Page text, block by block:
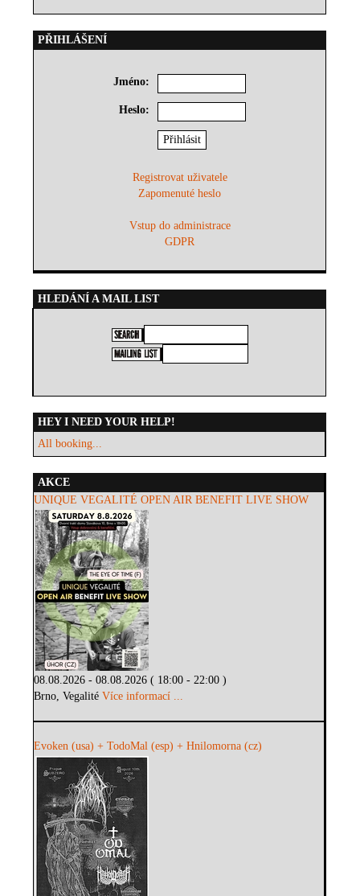
PŘIHLÁŠENÍ
Jméno:
Heslo:
Registrovat uživatele
Zapomenuté heslo
Vstup do administrace
GDPR
HLEDÁNÍ A MAIL LIST
HEY I NEED YOUR HELP!
All booking...
AKCE
UNIQUE VEGALITÉ OPEN AIR BENEFIT LIVE SHOW
08.08.2026 - 08.08.2026 ( 18:00 - 22:00 )
Brno, VegalitéVíce informací ...
Evoken (usa) + TodoMal (esp) + Hnilomorna (cz)